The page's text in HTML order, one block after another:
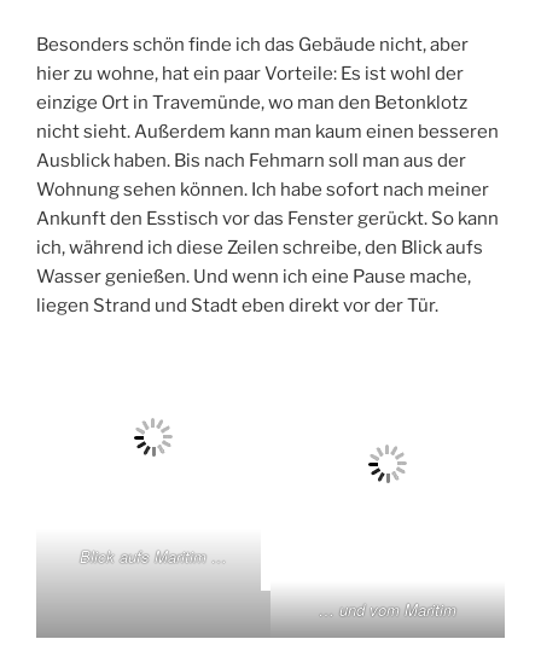
Besonders schön finde ich das Gebäude nicht, aber
hier zu wohne, hat ein paar Vorteile: Es ist wohl der
einzige Ort in Travemünde, wo man den Betonklotz
nicht sieht. Außerdem kann man kaum einen besseren
Ausblick haben. Bis nach Fehmarn soll man aus der
Wohnung sehen können. Ich habe sofort nach meiner
Ankunft den Esstisch vor das Fenster gerückt. So kann
ich, während ich diese Zeilen schreibe, den Blick aufs
Wasser genießen. Und wenn ich eine Pause mache,
liegen Strand und Stadt eben direkt vor der Tür.
Blick aufs Maritim …
… und vom Maritim